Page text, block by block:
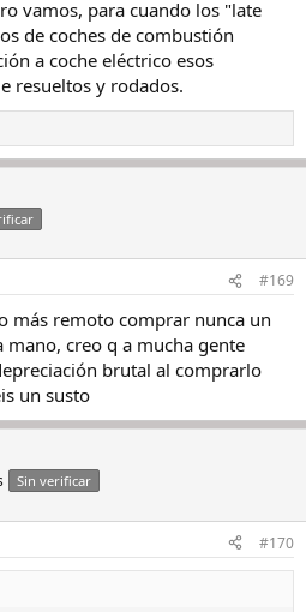
vamos, para cuando los "late
de coches de combustión
a coche eléctrico esos
resueltos y rodados.
#169
más remoto comprar nunca un
mano, creo q a mucha gente
brutal al comprarlo
un susto
Sin verificar
#170